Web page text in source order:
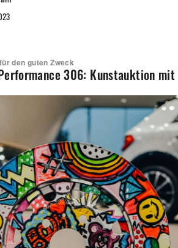
den guten Zweck
306: Kunstauktion